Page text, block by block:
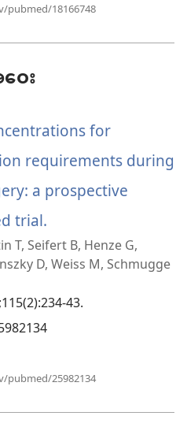
ပါ
pubmed/18166748
ေး
for
requirements during
a prospective
trial.
အသစ်
င့်
ပါ
T, Seifert B, Henze G,
D, Weiss M, Schmugge
43.
pubmed/25982134